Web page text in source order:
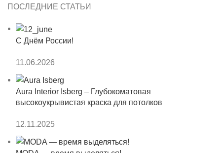
ПОСЛЕДНИЕ СТАТЬИ
С Днём России!
11.06.2026
Aura Interior Isberg – Глубокоматовая
высокоукрывистая краска для потолков
12.11.2025